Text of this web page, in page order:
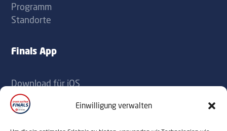
Einwilligung verwalten
Programm
Standorte
Finals App
Download für iOS
Download für Android
Kontakt